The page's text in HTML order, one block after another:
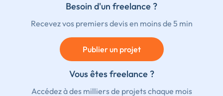
Besoin d'un freelance ?
Recevez vos premiers devis en moins de 5 min
Publier un projet
Vous êtes freelance ?
Accédez à des milliers de projets chaque mois